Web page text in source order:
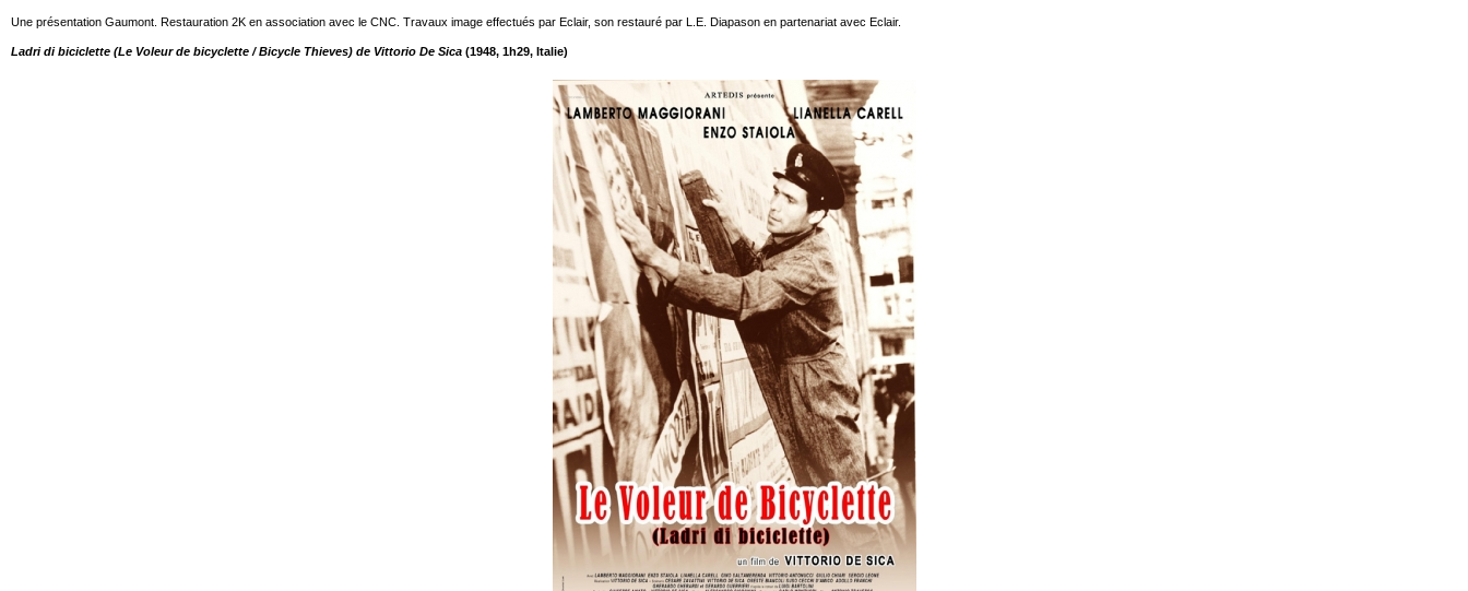
Une présentation Gaumont. Restauration 2K en association avec le CNC. Travaux image effectués par Eclair, son restauré par L.E. Diapason en partenariat avec Eclair.
Ladri di biciclette (Le Voleur de bicyclette / Bicycle Thieves) de Vittorio De Sica (1948, 1h29, Italie)